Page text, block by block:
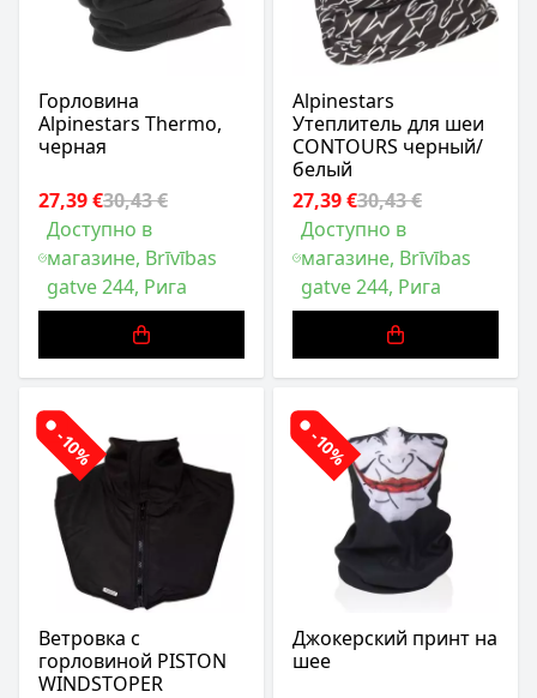
Горловина
Alpinestars Thermo,
черная
27,39 €30,43 €
Доступно в
магазине, Brīvības
gatve 244, Рига
Alpinestars
Утеплитель для шеи
CONTOURS черный/
белый
27,39 €30,43 €
Доступно в
магазине, Brīvības
gatve 244, Рига
-10%
Ветровка с
горловиной PISTON
WINDSTOPER
-10%
Джокерский принт на
шее